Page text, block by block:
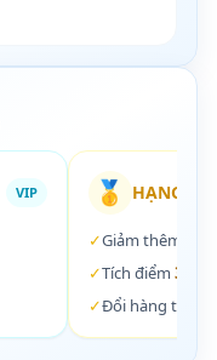
VIP 🥇 HẠNG
✓Giảm thêm
✓Tích điểm 3%
✓Đổi hàng trong